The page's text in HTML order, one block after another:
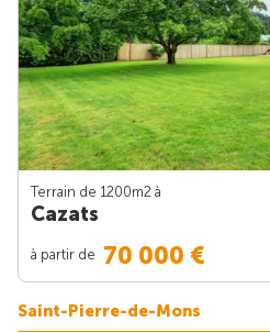
Terrain de 1200m2 à
Cazats
à partir de 70 000 €
Saint-Pierre-de-Mons